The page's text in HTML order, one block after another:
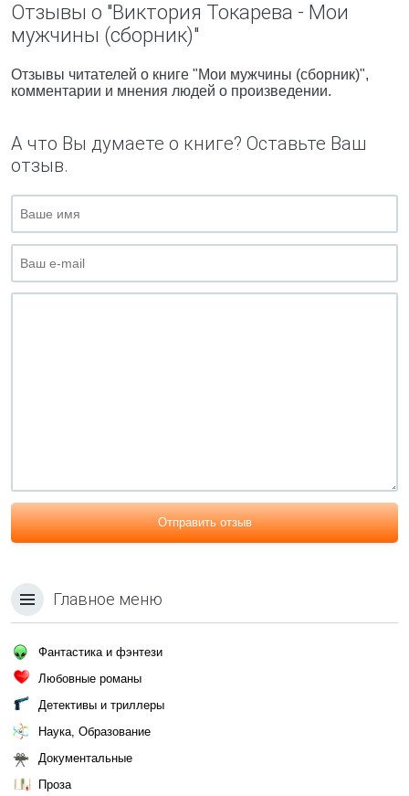
Отзывы о "Виктория Токарева - Мои
мужчины (сборник)"
Отзывы читателей о книге "Мои мужчины (сборник)",
комментарии и мнения людей о произведении.
А что Вы думаете о книге? Оставьте Ваш
отзыв.
Отправить отзыв
Главное меню
Фантастика и фэнтези
Любовные романы
Детективы и триллеры
Наука, Образование
Документальные
Проза